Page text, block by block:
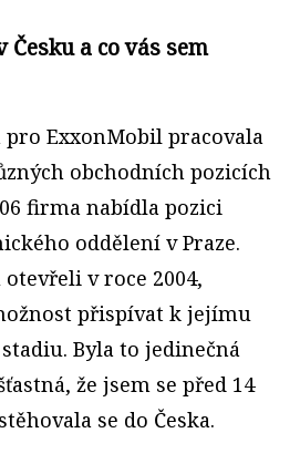
Česku a co vás sem
ExxonMobil pracovala
obchodních pozicích
firma nabídla pozici
oddělení v Praze.
v roce 2004,
přispívat k jejímu
Byla to jedinečná
že jsem se před 14
se do Česka.